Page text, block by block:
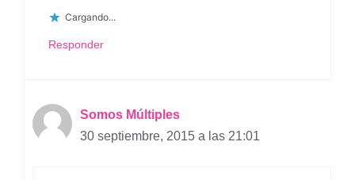
Cargando...
Responder
Somos Múltiples
30 septiembre, 2015 a las 21:01